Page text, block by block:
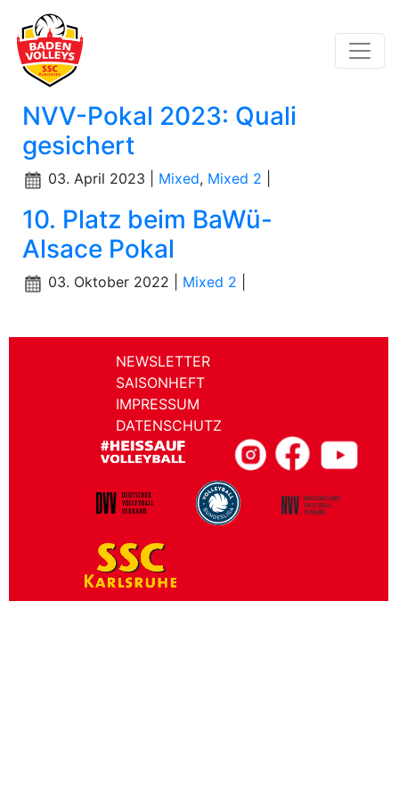
NVV-Pokal 2023: Quali
gesichert
03. April 2023 | Mixed, Mixed 2
10. Platz beim BaWü-
Alsace Pokal
03. Oktober 2022 | Mixed 2
NEWSLETTER
SAISONHEFT
IMPRESSUM
DATENSCHUTZ